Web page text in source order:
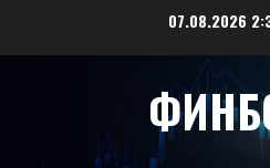
07.08.2026